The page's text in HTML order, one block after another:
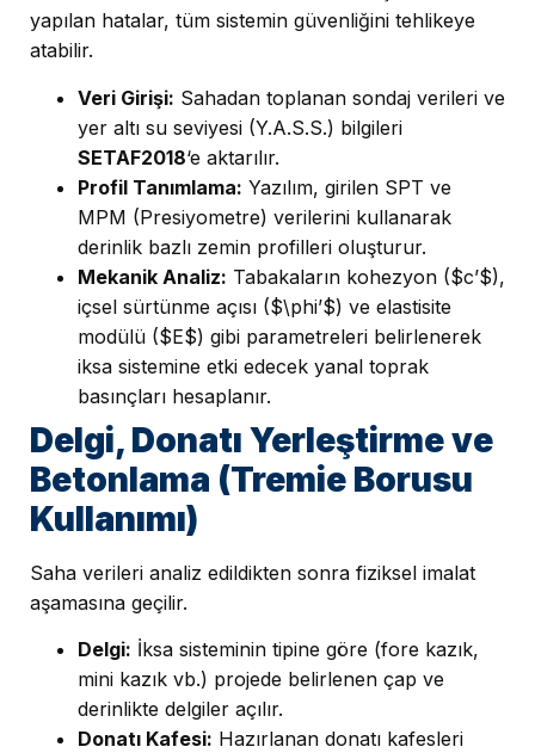
yapılan hatalar, tüm sistemin güvenliğini tehlikeye
atabilir.
Veri Girişi: Sahadan toplanan sondaj verileri ve
yer altı su seviyesi (Y.A.S.S.) bilgileri
SETAF2018‘e aktarılır.
Profil Tanımlama: Yazılım, girilen SPT ve
MPM (Presiyometre) verilerini kullanarak
derinlik bazlı zemin profilleri oluşturur.
Mekanik Analiz: Tabakaların kohezyon ($c’$),
içsel sürtünme açısı ($\phi’$) ve elastisite
modülü ($E$) gibi parametreleri belirlenerek
iksa sistemine etki edecek yanal toprak
basınçları hesaplanır.
Delgi, Donatı Yerleştirme ve
Betonlama (Tremie Borusu
Kullanımı)
Saha verileri analiz edildikten sonra fiziksel imalat
aşamasına geçilir.
Delgi: İksa sisteminin tipine göre (fore kazık,
mini kazık vb.) projede belirlenen çap ve
derinlikte delgiler açılır.
Donatı Kafesi: Hazırlanan donatı kafesleri